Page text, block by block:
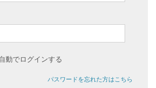
動でログインする
パスワードを忘れた方はこちら